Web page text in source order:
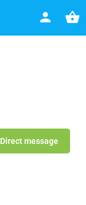
Direct message